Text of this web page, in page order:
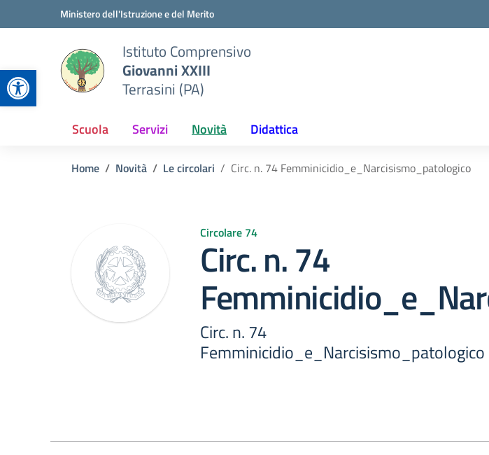
Apri la barra degli strumenti
Vai ai contenuti
Vai al menu di navigazioneMinistero dell'Istruzione e del Merito
Istituto Comprensivo
Giovanni XXIII
Terrasini (PA)
Scuola Servizi Novità Didattica
Home Novità Le circolari Circ. n. 74 Femminicidio_e_Narcisismo_patologico
Circolare 74
Circ. n. 74
Circ. n. 74
Femminicidio_e_Narcisismo_patologico